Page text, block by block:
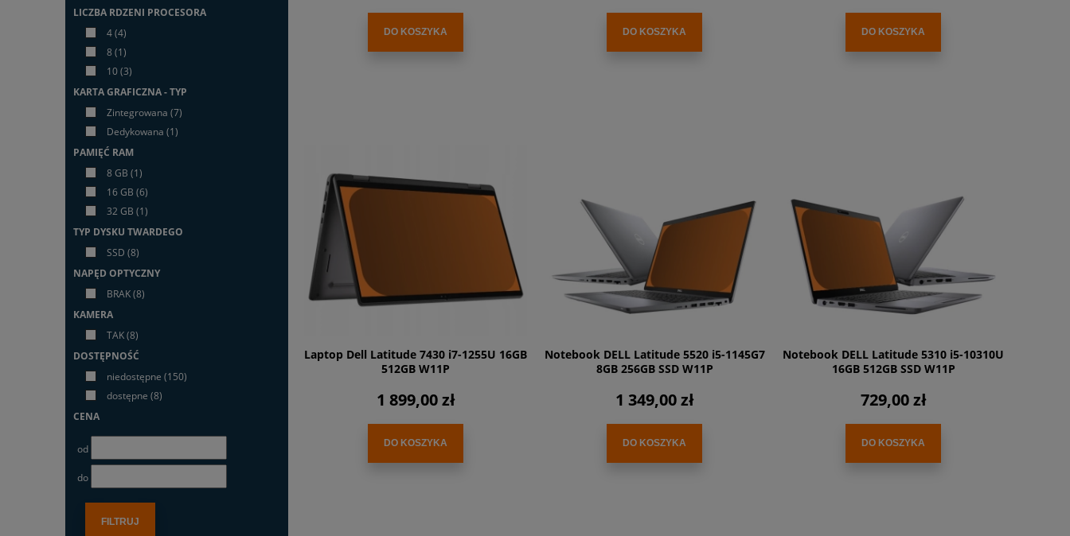
LICZBA RDZENI PROCESORA
4(4)
8 (1)
10(3)
KARTA GRAFICZNA - TYP
Zintegrowana (7)
Dedykowana (1)
PAMIĘĆ RAM
8 GB (1)
16 GB (6)
32 GB (1)
TYP DYSKU TWARDEGO
SSD (8)
NAPĘD OPTYCZNY
BRAK(8)
KAMERA
TAK(8)
DOSTĘPNOŚĆ
niedostępne (150)
dostępne (8)
CENA
od
do
FILTRUJ
DO KOSZYKA DO KOSZYKA DO KOSZYKA
Laptop Dell Latitude 7430 i7-1255U 16GB
512GB W11P
1 899,00 zł
DO KOSZYKA
Notebook DELL Latitude 5520 i5-1145G7
8GB 256GB SSD W11P
1 349,00 zł
DO KOSZYKA
Notebook DELL Latitude 5310 i5-10310U
16GB 512GB SSD W11P
729,00 zł
DO KOSZYKA